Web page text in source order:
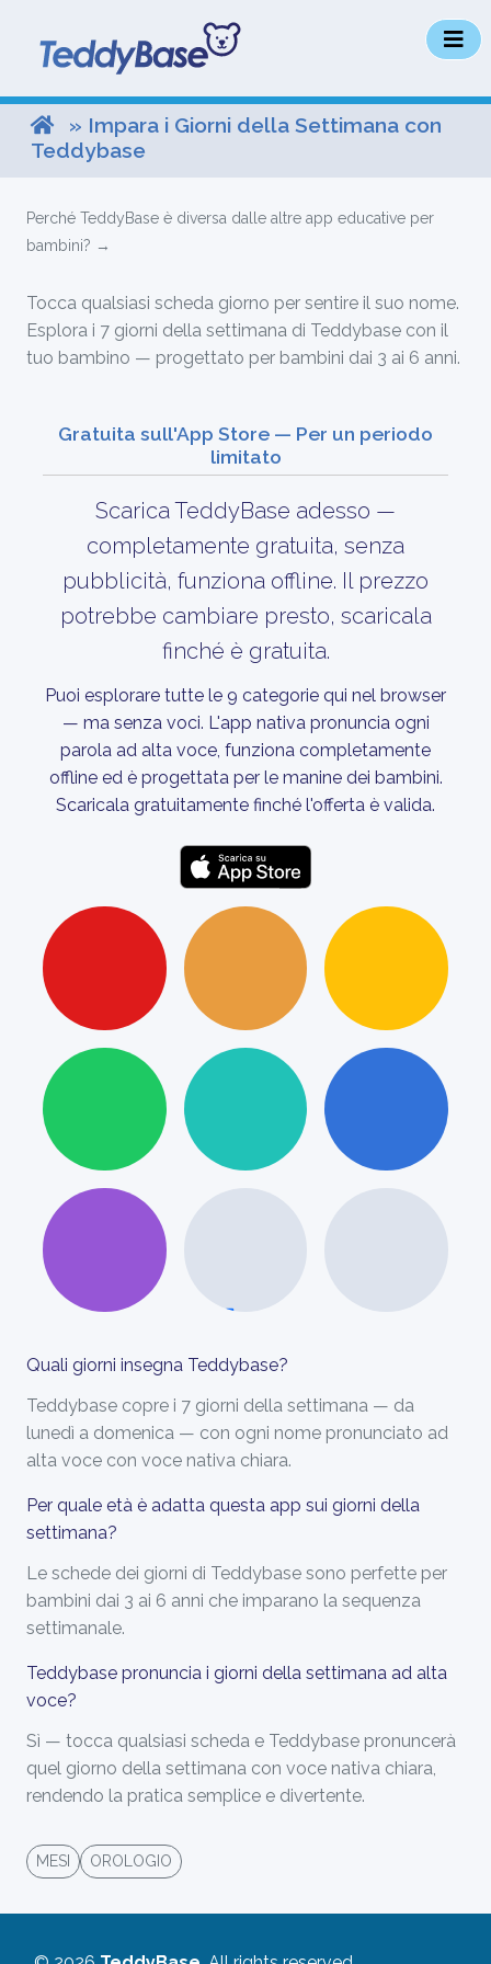
» Impara i Giorni della Settimana con
Teddybase
Perché TeddyBase è diversa dalle altre app educative per
bambini? →
Tocca qualsiasi scheda giorno per sentire il suo nome.
Esplora i 7 giorni della settimana di Teddybase con il
tuo bambino — progettato per bambini dai 3 ai 6 anni.
Gratuita sull'App Store — Per un periodo
limitato
Scarica TeddyBase adesso —
completamente gratuita, senza
pubblicità, funziona offline. Il prezzo
potrebbe cambiare presto, scaricala
finché è gratuita.
Puoi esplorare tutte le 9 categorie qui nel browser
— ma senza voci. L'app nativa pronuncia ogni
parola ad alta voce, funziona completamente
offline ed è progettata per le manine dei bambini.
Scaricala gratuitamente finché l'offerta è valida.
LUN MAR MER
GIO VEN SAB
Quali giorni insegna Teddybase?
Teddybase copre i 7 giorni della settimana — da
lunedì a domenica — con ogni nome pronunciato ad
alta voce con voce nativa chiara.
Per quale età è adatta questa app sui giorni della
settimana?
Le schede dei giorni di Teddybase sono perfette per
bambini dai 3 ai 6 anni che imparano la sequenza
settimanale.
Teddybase pronuncia i giorni della settimana ad alta
voce?
Sì — tocca qualsiasi scheda e Teddybase pronuncerà
quel giorno della settimana con voce nativa chiara,
rendendo la pratica semplice e divertente.
MESI OROLOGIO